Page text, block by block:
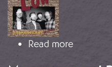
Read moreabout